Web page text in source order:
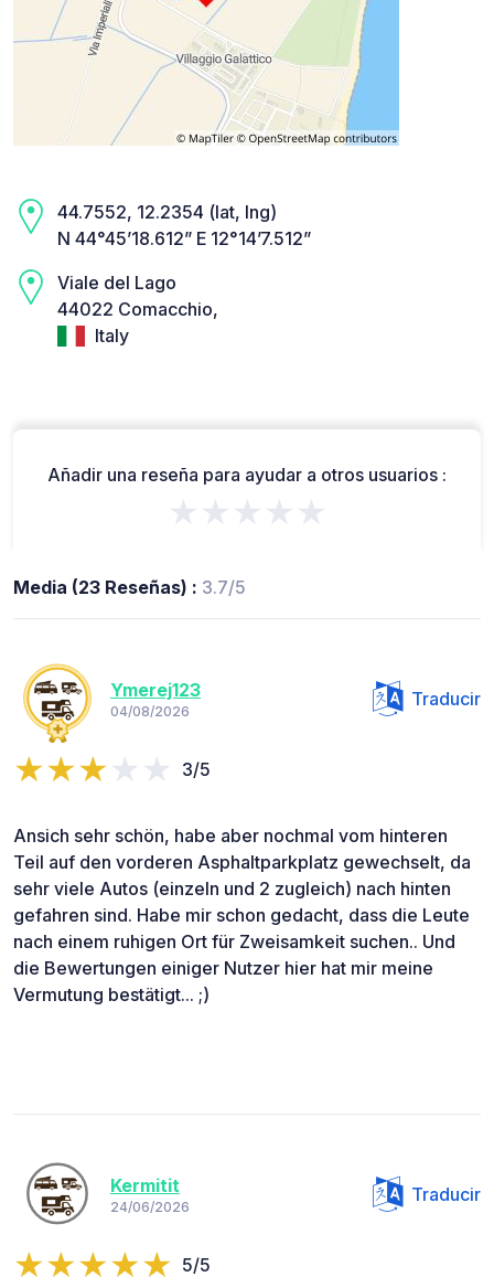
44.7552, 12.2354 (lat, lng)
N 44°45’18.612” E 12°14’7.512”
Viale del Lago
44022 Comacchio,
Italy
Añadir una reseña para ayudar a otros usuarios :
★★★★★
Media (23 Reseñas) : 3.7/5
Ymerej123
04/08/2026
Traducir
3/5
Ansich sehr schön, habe aber nochmal vom hinteren
Teil auf den vorderen Asphaltparkplatz gewechselt, da
sehr viele Autos (einzeln und 2 zugleich) nach hinten
gefahren sind. Habe mir schon gedacht, dass die Leute
nach einem ruhigen Ort für Zweisamkeit suchen.. Und
die Bewertungen einiger Nutzer hier hat mir meine
Vermutung bestätigt... ;)
Kermitit
24/06/2026
Traducir
5/5